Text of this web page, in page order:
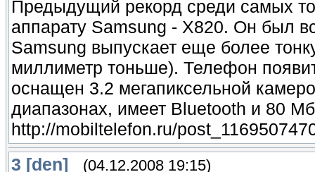
Предыдущий рекорд среди самых
аппарату Samsung - X820. Он был
Samsung выпускает еще более
миллиметр тоньше). Телефон
оснащен 3.2 мегапиксельной
диапазонах, имеет Bluetooth и 80
http://mobiltelefon.ru/
3 [den] (04.12.2008 19:15)